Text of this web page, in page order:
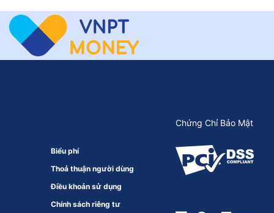
Biểu phí
Thoả thuận người dùng
Điều khoản sử dụng
Chính sách riêng tư
Chứng Chỉ Bảo Mật